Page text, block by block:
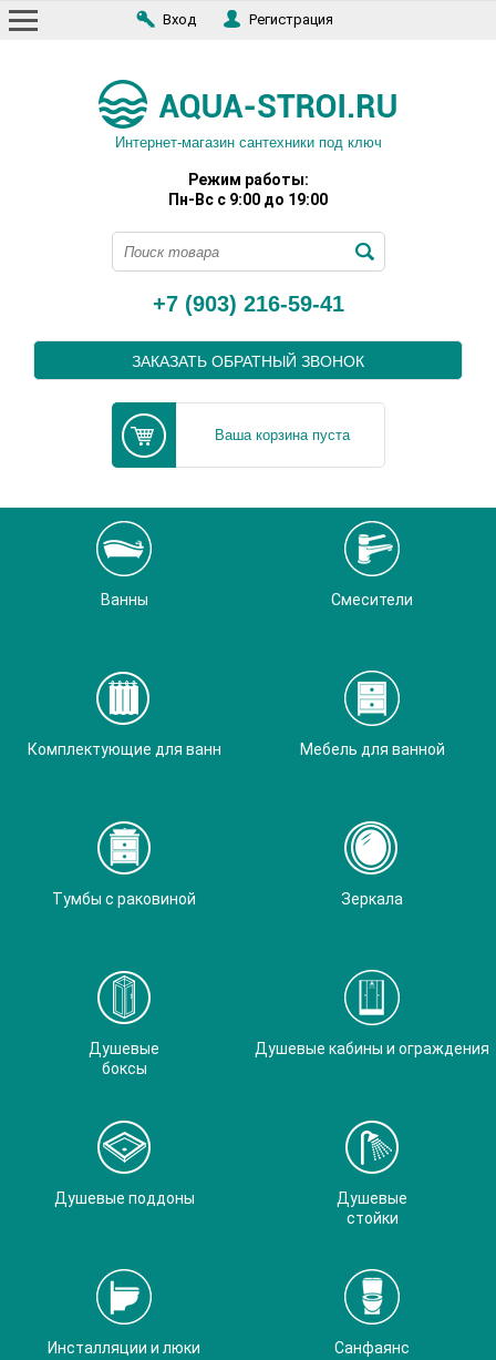
Вход Регистрация
Интернет-магазин сантехники под ключ
Режим работы:
Пн-Вс с 9:00 до 19:00
+7 (903) 216-59-41
ЗАКАЗАТЬ ОБРАТНЫЙ ЗВОНОК
Ваша корзина пуста
Ванны Смесители
Комплектующие для ванн Мебель для ванной
Тумбы с раковиной Зеркала
Душевые
боксы
Душевые кабины и ограждения
Душевые поддоны
Душевые
стойки
Инсталляции и люки Санфаянс